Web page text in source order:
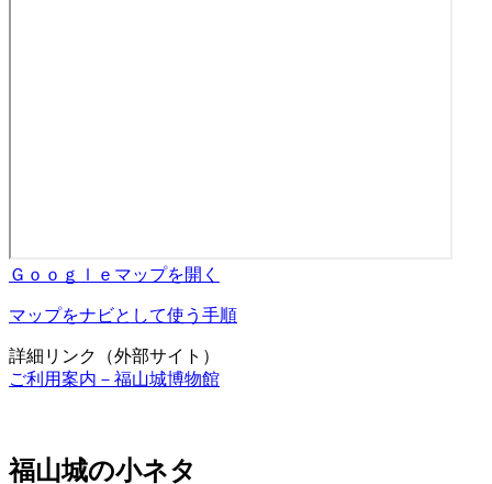
Ｇｏｏｇｌｅマップを開く
マップをナビとして使う手順
詳細リンク（外部サイト）
ご利用案内－福山城博物館
福山城の小ネタ